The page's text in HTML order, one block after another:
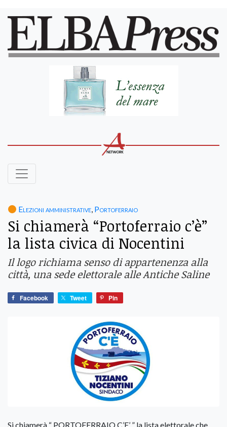
Elezioni amministrative, Portoferraio
Si chiamerà “Portoferraio c’è”
la lista civica di Nocentini
Il logo richiama senso di appartenenza alla
città, una sede elettorale alle Antiche Saline
Facebook Tweet Pin
Si chiamerà “ PORTOFERRAIO C’E’ ” la lista elettorale che